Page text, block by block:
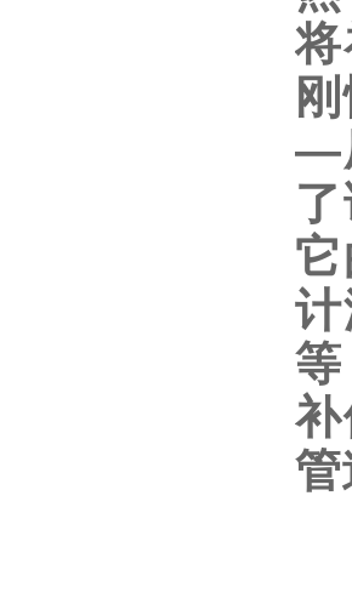
—
管